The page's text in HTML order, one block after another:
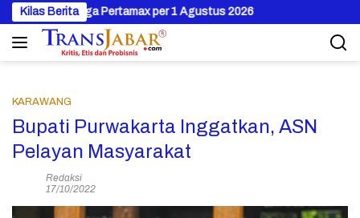
Langsung
ke
konten
Kilas Berita
Harga Pertamax per 1 Agustus 2026
KARAWANG
Bupati Purwakarta Inggatkan, ASN
Pelayan Masyarakat
Redaksi
17/10/2022